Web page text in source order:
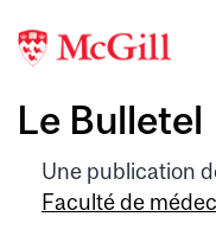
Le Bulletel
Une publication
Faculté de